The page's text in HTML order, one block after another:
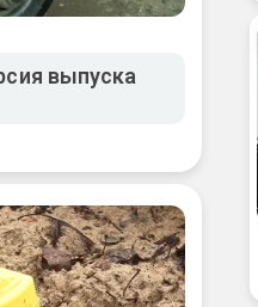
выпуска